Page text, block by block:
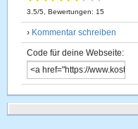
3.5/5 , Bewertungen: 15
› Kommentar schreiben
Code für deine Webseite: